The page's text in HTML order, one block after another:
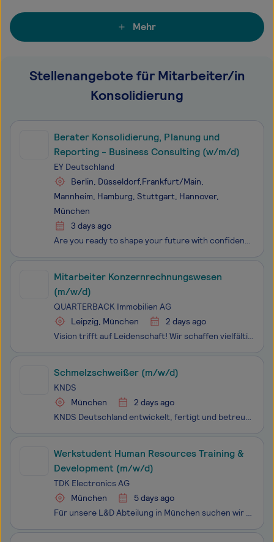
Mehr
Stellenangebote für Mitarbeiter/in
Konsolidierung
Berater Konsolidierung, Planung und
Reporting - Business Consulting (w/m/d)
EY Deutschland
Berlin, Düsseldorf,Frankfurt/Main,
Mannheim, Hamburg, Stuttgart, Hannover,
München
3 days ago
Are you ready to shape your future with confidence?Gemeinsam die Welt jeden Tag ein bisschen besser machen. Für diesen Anspruch setzen wir bei EY alles in Bewegung und gehen als Team „all in". Schließlich haben wir ein klares Ziel vor Augen: nachhaltigen Wert und Wachstum zu schaffen - für unsere Ma
Mitarbeiter Konzernrechnungswesen
(m/w/d)
QUARTERBACK Immobilien AG
Leipzig, München
2 days ago
Vision trifft auf Leidenschaft! Wir schaffen vielfältige, spannende und vor allem zukunftsträchtige Bauprojekte. Die QUARTERBACK Immobilien AG ist ein bundesweit tätiger, deutscher Projektentwickler und zählt zu den größten Projektentwicklern in Deutschland. Das Leipziger Unternehmen beschäftig
Schmelzschweißer (m/w/d)
KNDS
München
2 days ago
KNDS Deutschland entwickelt, fertigt und betreut als Systemhaus ein breit gestreutes Produktportfolio. Dazu zählen Kampfpanzer, hochgeschützte Radfahrzeuge, Artilleriesysteme, Militärbrücken, Kundenservice sowie Ausbildungslösungen. Als Teil der KNDS-Gruppe stehen wir für den Beginn der Konsolidieru
Werkstudent Human Resources Training &
Development (m/w/d)
TDK Electronics AG
München
5 days ago
Für unsere L&D Abteilung in München suchen wir ab sofort einen Werkstudent Human Resources Training & Development (m/w/d).